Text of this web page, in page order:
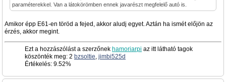
paraméterekkel. Van a látokörömben ennek javarészt megfelelő autó is.
Amikor épp E61-en töröd a fejed, akkor aludj egyet. Aztán ha ismét előjön az
érzés, akkor megint.
Ezt a hozzászólást a szerzőnek hamoriarpi az itt látható tagok
köszönték meg: 2 bzsoltie, jimbi525d
Értékelés: 9.52%